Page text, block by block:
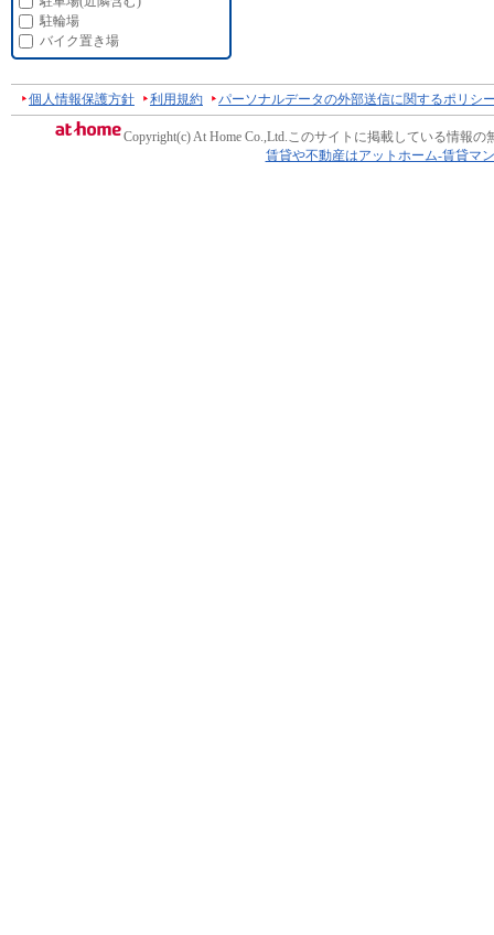
駐輪場
バイク置き場
個人情報保護方針 利用規約 パーソナルデータの外部送信に関するポリシ
Copyright(c) At Home Co.,Ltd.このサイトに掲載している情報の
賃貸や不動産はアットホーム-賃貸マ